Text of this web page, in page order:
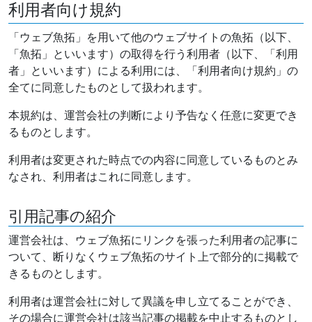
利用者向け規約
「ウェブ魚拓」を用いて他のウェブサイトの魚拓（以下、
「魚拓」といいます）の取得を行う利用者（以下、「利用
者」といいます）による利用には、「利用者向け規約」の
全てに同意したものとして扱われます。
本規約は、運営会社の判断により予告なく任意に変更でき
るものとします。
利用者は変更された時点での内容に同意しているものとみ
なされ、利用者はこれに同意します。
引用記事の紹介
運営会社は、ウェブ魚拓にリンクを張った利用者の記事に
ついて、断りなくウェブ魚拓のサイト上で部分的に掲載で
きるものとします。
利用者は運営会社に対して異議を申し立てることができ、
その場合に運営会社は該当記事の掲載を中止するものとし